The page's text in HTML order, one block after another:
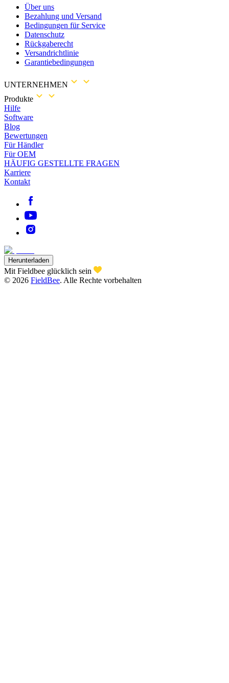
Über uns
Bezahlung und Versand
Bedingungen für Service
Datenschutz
Rückgaberecht
Versandrichtlinie
Garantiebedingungen
UNTERNEHMEN
Produkte
Hilfe
Software
Blog
Bewertungen
Für Händler
Für OEM
HÄUFIG GESTELLTE FRAGEN
Karriere
Kontakt
Herunterladen
Mit Fieldbee glücklich sein
© 2026 FieldBee. Alle Rechte vorbehalten